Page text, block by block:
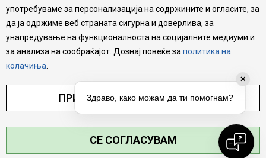
Настојуваме да бидеме што попрецизни во описот на
производите, прикажување на слики и цени, но не
можеме да гарантираме дека сите информации се
комплетни и без грешка. Сите производи се дел од
нашата понуда, но не се подразбира дека мора да се
достапни во секој момент.
. СИТЕ ПРАВА ЗАДРЖАНИ.
употребуваме за персонализација на содржините и огласите, за
да ја одржиме веб страната сигурна и доверлива, за
унапредување на функционалноста на социјалните медиуми и
за анализа на сообраќајот. Дознај повеќе за политика на
колачиња
ПРИЛАГОДИ ПОСТАВУВАЊА
СЕ СОГЛАСУВАМ
✕
Здраво, како можам да ти помогнам?